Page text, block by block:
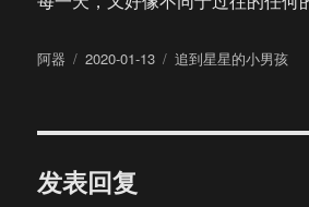
作
阿器
发
2020-01-13
分
追到星星的小男孩
发表回复